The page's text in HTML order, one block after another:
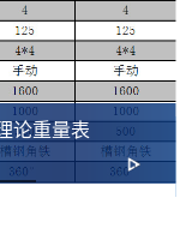
论重量表